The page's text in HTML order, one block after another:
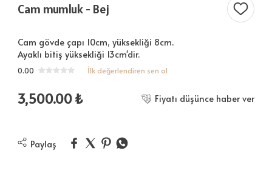
Cam mumluk - Bej
Cam gövde çapı 10cm, yüksekliği 8cm.
Ayaklı bitiş yüksekliği 13cm'dir.
0.00 İlk değerlendiren sen ol
3,500.00₺ Fiyatı düşünce haber ver
Paylaş